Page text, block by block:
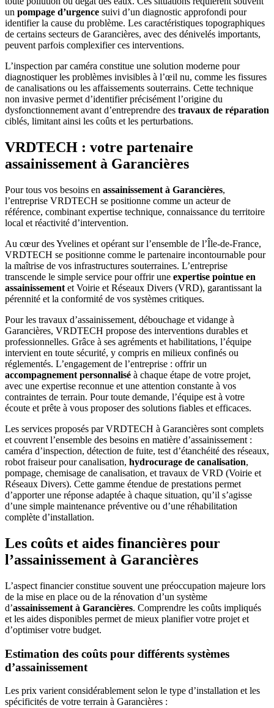
un pompage d’urgence suivi d’un diagnostic approfondi pour
identifier la cause du problème. Les caractéristiques topographiques
de certains secteurs de Garancières, avec des dénivelés importants,
peuvent parfois complexifier ces interventions.
L’inspection par caméra constitue une solution moderne pour
diagnostiquer les problèmes invisibles à l’œil nu, comme les fissures
de canalisations ou les affaissements souterrains. Cette technique
non invasive permet d’identifier précisément l’origine du
dysfonctionnement avant d’entreprendre des travaux de réparation
ciblés, limitant ainsi les coûts et les perturbations.
VRDTECH : votre partenaire
assainissement à Garancières
Pour tous vos besoins en assainissement à Garancières,
l’entreprise VRDTECH se positionne comme un acteur de
référence, combinant expertise technique, connaissance du territoire
local et réactivité d’intervention.
Au cœur des Yvelines et opérant sur l’ensemble de l’Île-de-France,
VRDTECH se positionne comme le partenaire incontournable pour
la maîtrise de vos infrastructures souterraines. L’entreprise
transcende le simple service pour offrir une expertise pointue en
assainissement et Voirie et Réseaux Divers (VRD), garantissant la
pérennité et la conformité de vos systèmes critiques.
Pour les travaux d’assainissement, débouchage et vidange à
Garancières, VRDTECH propose des interventions durables et
professionnelles. Grâce à ses agréments et habilitations, l’équipe
intervient en toute sécurité, y compris en milieux confinés ou
réglementés. L’engagement de l’entreprise : offrir un
accompagnement personnalisé à chaque étape de votre projet,
avec une expertise reconnue et une attention constante à vos
contraintes de terrain. Pour toute demande, l’équipe est à votre
écoute et prête à vous proposer des solutions fiables et efficaces.
Les services proposés par VRDTECH à Garancières sont complets
et couvrent l’ensemble des besoins en matière d’assainissement :
caméra d’inspection, détection de fuite, test d’étanchéité des réseaux,
robot fraiseur pour canalisation, hydrocurage de canalisation,
pompage, chemisage de canalisation, et travaux de VRD (Voirie et
Réseaux Divers). Cette gamme étendue de prestations permet
d’apporter une réponse adaptée à chaque situation, qu’il s’agisse
d’une simple maintenance préventive ou d’une réhabilitation
complète d’installation.
Les coûts et aides financières pour
l’assainissement à Garancières
L’aspect financier constitue souvent une préoccupation majeure lors
de la mise en place ou de la rénovation d’un système
d’assainissement à Garancières. Comprendre les coûts impliqués
et les aides disponibles permet de mieux planifier votre projet et
d’optimiser votre budget.
Estimation des coûts pour différents systèmes
d’assainissement
Les prix varient considérablement selon le type d’installation et les
spécificités de votre terrain à Garancières :